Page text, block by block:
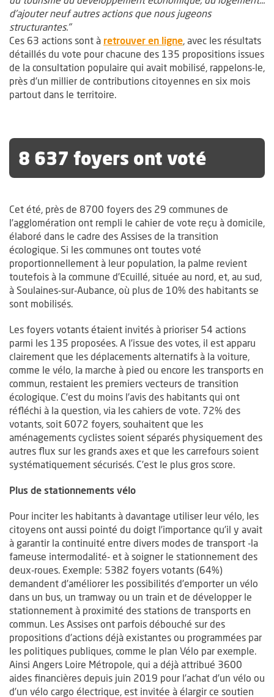
d’ajouter neuf autres actions que nous jugeons
structurantes."
Ces 63 actions sont à retrouver en ligne, avec les résultats
détaillés du vote pour chacune des 135 propositions issues
de la consultation populaire qui avait mobilisé, rappelons-le,
près d’un millier de contributions citoyennes en six mois
partout dans le territoire.
8 637 foyers ont voté
Cet été, près de 8700 foyers des 29 communes de
l’agglomération ont rempli le cahier de vote reçu à domicile,
élaboré dans le cadre des Assises de la transition
écologique. Si les communes ont toutes voté
proportionnellement à leur population, la palme revient
toutefois à la commune d’Ecuillé, située au nord, et, au sud,
à Soulaines-sur-Aubance, où plus de 10% des habitants se
sont mobilisés.
Les foyers votants étaient invités à prioriser 54 actions
parmi les 135 proposées. A l’issue des votes, il est apparu
clairement que les déplacements alternatifs à la voiture,
comme le vélo, la marche à pied ou encore les transports en
commun, restaient les premiers vecteurs de transition
écologique. C’est du moins l’avis des habitants qui ont
réfléchi à la question, via les cahiers de vote. 72% des
votants, soit 6072 foyers, souhaitent que les
aménagements cyclistes soient séparés physiquement des
autres flux sur les grands axes et que les carrefours soient
systématiquement sécurisés. C’est le plus gros score.
Plus de stationnements vélo
Pour inciter les habitants à davantage utiliser leur vélo, les
citoyens ont aussi pointé du doigt l’importance qu’il y avait
à garantir la continuité entre divers modes de transport -la
fameuse intermodalité- et à soigner le stationnement des
deux-roues. Exemple: 5382 foyers votants (64%)
demandent d’améliorer les possibilités d’emporter un vélo
dans un bus, un tramway ou un train et de développer le
stationnement à proximité des stations de transports en
commun. Les Assises ont parfois débouché sur des
propositions d’actions déjà existantes ou programmées par
les politiques publiques, comme le plan Vélo par exemple.
Ainsi Angers Loire Métropole, qui a déjà attribué 3600
aides financières depuis juin 2019 pour l’achat d’un vélo ou
d’un vélo cargo électrique, est invitée à élargir ce soutien